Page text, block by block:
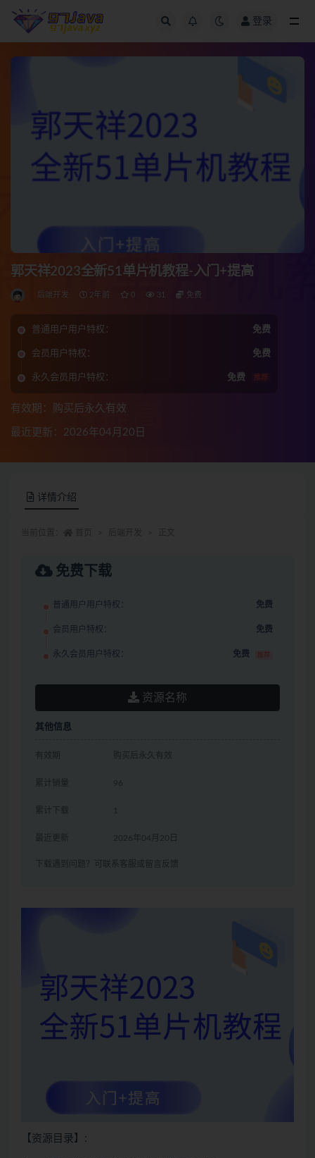
登录
郭天祥2023全新51单片机教程-入门+提高
后端开发 2年前 0 31 免费
普通用户用户特权： 免费
会员用户特权： 免费
永久会员用户特权： 免费 推荐
有效期：购买后永久有效
最近更新：2026年04月20日
详情介绍
免费下载
普通用户用户特权： 免费
会员用户特权： 免费
永久会员用户特权： 免费 推荐
资源名称
其他信息
有效期 购买后永久有效
累计销量 96
累计下载 1
最近更新 2026年04月20日
下载遇到问题？可联系客服或留言反馈
【资源目录】: